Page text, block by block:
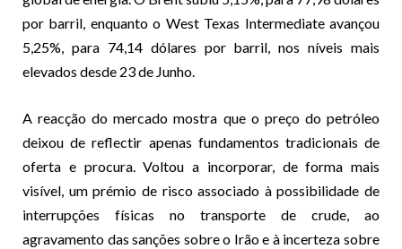
por barril, enquanto o West Texas Intermediate avançou
5,25%, para 74,14 dólares por barril, nos níveis mais
elevados desde 23 de Junho.
A reacção do mercado mostra que o preço do petróleo
deixou de reflectir apenas fundamentos tradicionais de
oferta e procura. Voltou a incorporar, de forma mais
visível, um prémio de risco associado à possibilidade de
interrupções físicas no transporte de crude, ao
agravamento das sanções sobre o Irão e à incerteza sobre